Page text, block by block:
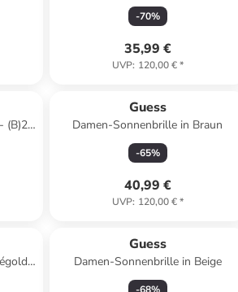
-70%
35,99 €
UVP: 120,00 €*
(B)25
Guess
Damen-Sonnenbrille in Braun
-65%
40,99 €
UVP: 120,00 €*
Guess
Damen-Sonnenbrille in Beige